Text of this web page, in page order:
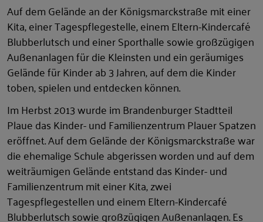
Auf dem Gelände an der Königsmarckstraße mit einer
Kita, einer Tagespflegestelle, einem Eltern-Kindercafé
Blubberlutsch und einer Sporthalle sowie großzügigen
Außenanlagen für die Kleinsten und ein geräumiges
Gelände für Kinder ab 3 Jahren, auf dem die Kinder
toben, spielen und entdecken können.
Im Herbst 2013 wurde im Brandenburger Stadtteil
Plaue das Kinder- und Familienzentrum Plauer Spatzen
eröffnet. Auf dem Gelände der Königsmarckstraße war
die ehemalige Schule abgerissen worden und auf dem
weiträumigen Gelände entstand das Kinder- und
Familienzentrum mit einer Kita, zwei
Tagespflegestellen und einem Eltern-Kindercafé
Blubberlutsch sowie großzügigen Außenanlagen. Es